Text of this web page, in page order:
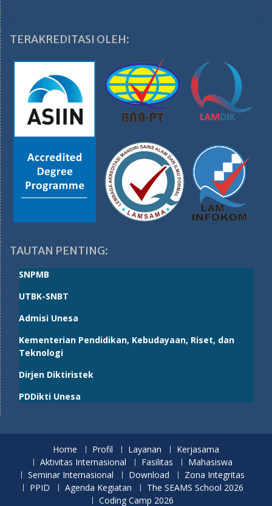
TERAKREDITASI OLEH:
TAUTAN PENTING:
SNPMB
UTBK-SNBT
Admisi Unesa
Kementerian Pendidikan, Kebudayaan, Riset, dan
Teknologi
Dirjen Diktiristek
PDDikti Unesa
Home Profil Layanan
Kerjasama
Aktivitas Internasional
Fasilitas
Mahasiswa
Seminar Internasional
Download
Zona Integritas
PPID
Agenda Kegiatan
The SEAMS School 2026
Coding Camp 2026